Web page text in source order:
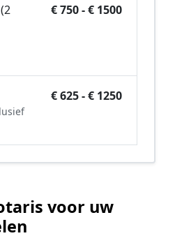
€ 750 - € 1500
€ 625 - € 1250
voor uw